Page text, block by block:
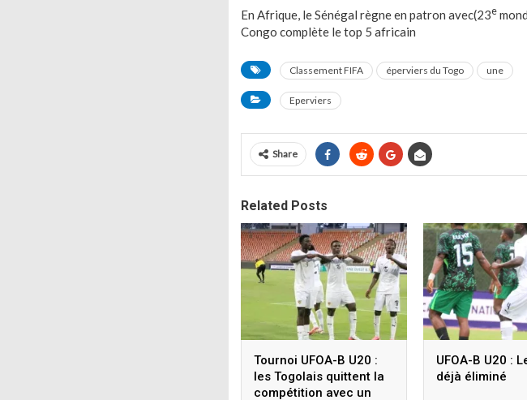
En Afrique, le Sénégal règne en patron avec(23e
Congo complète le top 5 africain
Classement FIFA éperviers du Togo une
Eperviers
Share
Related Posts
Tournoi UFOA-B U20 :
les Togolais quittent la
compétition avec un
UFOA-B U20 :
déjà éliminé